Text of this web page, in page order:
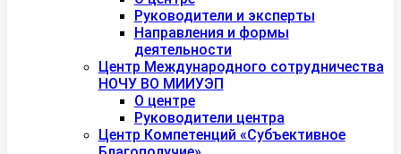
Руководители и эксперты
Направления и формы
деятельности
Центр Международного сотрудничества
НОЧУ ВО МИИУЭП
О центре
Руководители центра
Центр Компетенций «Субъективное